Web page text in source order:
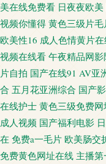
精品免费 51视频在线观看
看看 91自视频导航 天堂
欧美 黑人福利导航 91大神
蕉 影音先锋无码专区 男人
美在线免费看 日夜夜欧美
视频你懂得 黄色三级片毛
欧美性16 成人色情黄片
视频在线看 午夜精品网影
片自拍 国产在线91 AV亚
合 五月花亚洲综合 国产
在线护士 黄色三级免费网
成人视频 国产福利电影
在 免费a一毛片 欧美肠交
免费黄色网址在线 主播